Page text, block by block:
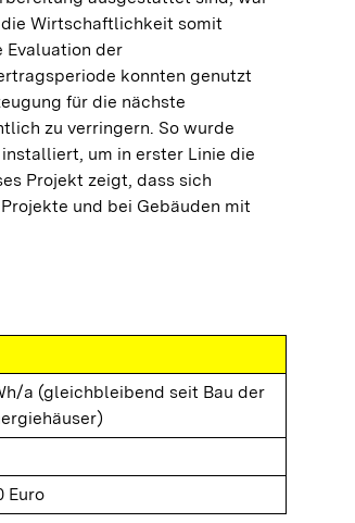
Wirtschaftlichkeit somit
Evaluation der
konnten genutzt
für die nächste
zu verringern. So wurde
um in erster Linie die
Projekt zeigt, dass sich
und bei Gebäuden mit
a (gleichbleibend seit Bau der
Euro